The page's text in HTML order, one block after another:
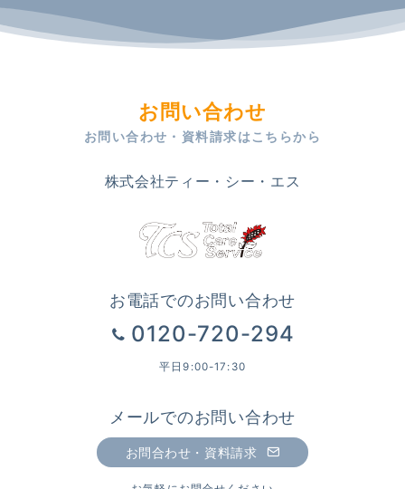
お問い合わせ
お問い合わせ・資料請求はこちらから
株式会社ティー・シー・エス
お電話でのお問い合わせ
0120-720-294
平日9:00-17:30
メールでのお問い合わせ
お問合わせ・資料請求